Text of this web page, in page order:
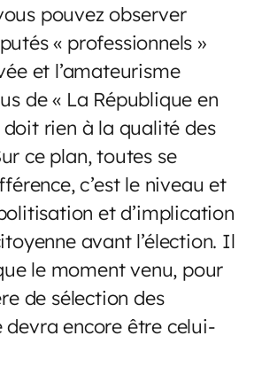
pouvez observer
« professionnels »
et l’amateurisme
de « La République en
doit rien à la qualité des
ce plan, toutes se
c’est le niveau et
et d’implication
avant l’élection. Il
le moment venu, pour
de sélection des
devra encore être celui-